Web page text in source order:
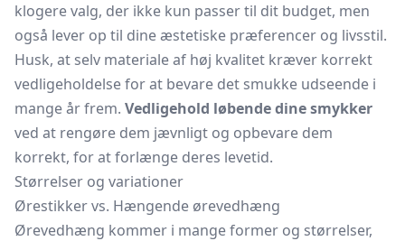
klogere valg, der ikke kun passer til dit budget, men
også lever op til dine æstetiske præferencer og livsstil.
Husk, at selv materiale af høj kvalitet kræver korrekt
vedligeholdelse for at bevare det smukke udseende i
mange år frem. Vedligehold løbende dine smykker
ved at rengøre dem jævnligt og opbevare dem
korrekt, for at forlænge deres levetid.
Størrelser og variationer
Ørestikker vs. Hængende ørevedhæng
Ørevedhæng kommer i mange former og størrelser,